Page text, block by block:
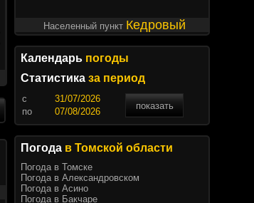
Населенный пункт Кедровый
Календарь погоды
Статистика за период
c
показать
по
Погода в Томской области
Погода в Томске
Погода в Александровском
Погода в Асино
Погода в Бакчаре